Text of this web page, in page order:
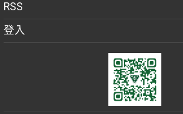
RSS
登入